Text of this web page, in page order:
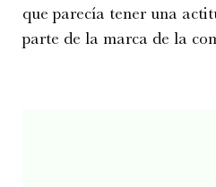
que parecía tener una
parte de la marca de la